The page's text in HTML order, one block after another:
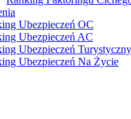
Ubezpieczeń OC
Ubezpieczeń AC
Ubezpieczeń
Ubezpieczeń Na Życie